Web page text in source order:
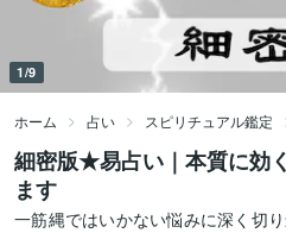
1/9
ホーム 占い スピリチュアル鑑定
細密版★易占い｜本質に効
ます
一筋縄ではいかない悩みに深く切